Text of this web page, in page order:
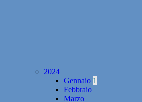
2024
Gennaio 1
Febbraio
Marzo